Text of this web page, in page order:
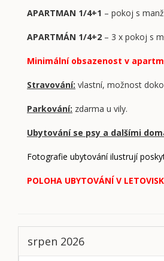
APARTMAN 1/4+1 – pokoj s
APARTMÁN 1/4+2 – 3 x pokoj s
Minimální obsazenost v
Stravování: vlastní, možnost
Parkování: zdarma u vily.
Ubytování se psy a dalšími
Fotografie ubytování ilustrují
POLOHA UBYTOVÁNÍ V
srpen 2026